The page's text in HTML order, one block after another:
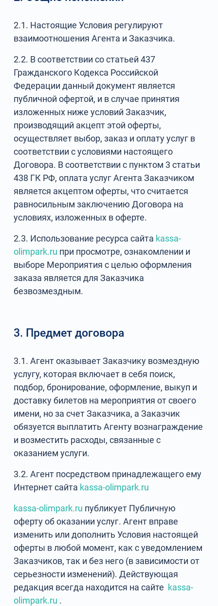
2.1. Настоящие Условия регулируют
взаимоотношения Агента и Заказчика.
2.2. В соответствии со статьей 437
Гражданского Кодекса Российской
Федерации данный документ является
публичной офертой, и в случае принятия
изложенных ниже условий Заказчик,
производящий акцепт этой оферты,
осуществляет выбор, заказ и оплату услуг в
соответствии с условиями настоящего
Договора. В соответствии с пунктом 3 статьи
438 ГК РФ, оплата услуг Агента Заказчиком
является акцептом оферты, что считается
равносильным заключению Договора на
условиях, изложенных в оферте.
2.3. Использование ресурса сайта kassa-
olimpark.ru при просмотре, ознакомлении и
выборе Мероприятия с целью оформления
заказа является для Заказчика
безвозмездным.
3. Предмет договора
3.1. Агент оказывает Заказчику возмездную
услугу, которая включает в себя поиск,
подбор, бронирование, оформление, выкуп и
доставку билетов на мероприятия от своего
имени, но за счет Заказчика, а Заказчик
обязуется выплатить Агенту вознаграждение
и возместить расходы, связанные с
оказанием услуги.
3.2. Агент посредством принадлежащего ему
Интернет сайта kassa-olimpark.ru
kassa-olimpark.ru публикует Публичную
оферту об оказании услуг. Агент вправе
изменить или дополнить Условия настоящей
оферты в любой момент, как с уведомлением
Заказчиков, так и без него (в зависимости от
серьезности изменений). Действующая
редакция всегда находится на сайте kassa-
olimpark.ru .